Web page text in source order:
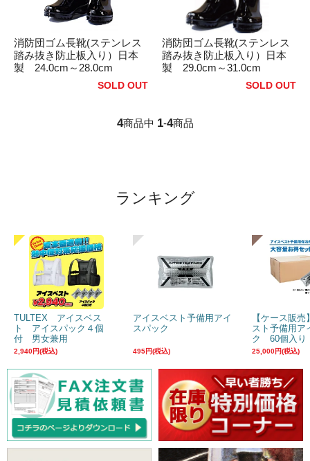
消防団ゴム長靴(ステンレス
踏み抜き防止板入り）日本
製 24.0cm～28.0cm
SOLD OUT
消防団ゴム長靴(ステンレス
踏み抜き防止板入り）日本
製 29.0cm～31.0cm
SOLD OUT
4商品中 1-4商品
ランキング
TULTEX アイスベス
ト アイスパック４個
付 男女兼用
2,940円(税込)
アイスベスト予備用アイ
スパック
495円(税込)
【ケース販
スト予備用ア
ク 60個入り
25,000円(税込)